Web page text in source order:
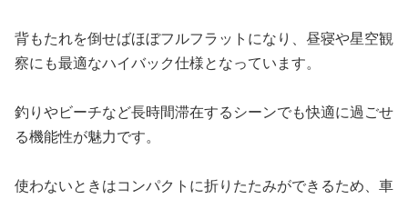
背もたれを倒せばほぼフルフラットになり、昼寝や星空観
察にも最適なハイバック仕様となっています。
釣りやビーチなど長時間滞在するシーンでも快適に過ごせ
る機能性が魅力です。
使わないときはコンパクトに折りたたみができるため、車